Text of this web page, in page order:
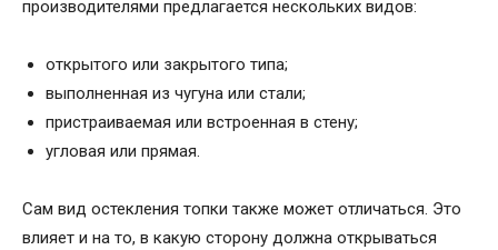
производителями предлагается нескольких видов:
открытого или закрытого типа;
выполненная из чугуна или стали;
пристраиваемая или встроенная в стену;
угловая или прямая.
Сам вид остекления топки также может отличаться. Это
влияет и на то, в какую сторону должна открываться